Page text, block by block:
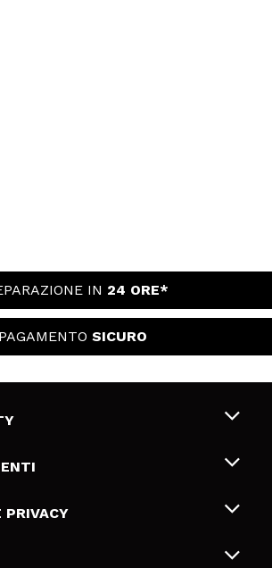
IN 24 ORE*
PAGAMENTO SICURO
Resi
PRIVACY